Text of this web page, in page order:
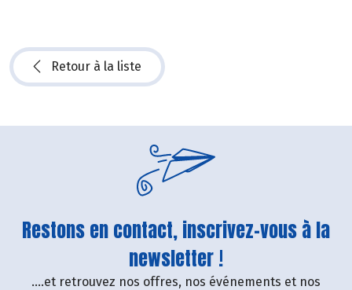
Retour à la liste
Restons en contact, inscrivez-vous à la
newsletter !
....et retrouvez nos offres, nos événements et nos